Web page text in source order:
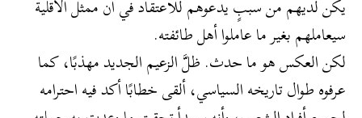
يكن لديهم من سببٍ يدعوهم للاعتقاد في أن ممثل الأقلية
سيعاملهم بغير ما عاملوا أهل طائفته.
لكن العكس هو ما حدث. ظلَّ الزعيم الجديد مهذبًا، كما
عرفوه طوال تاريخه السياسي، ألقى خطابًا أكد فيه احترامه